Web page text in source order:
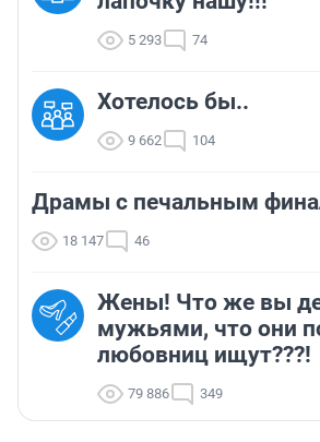
5 293 74
Хотелось бы..
9 662 104
Драмы с печальным
18 147 46
Жены! Что же вы
мужьями, что они
любовниц ищут???!
79 886 349